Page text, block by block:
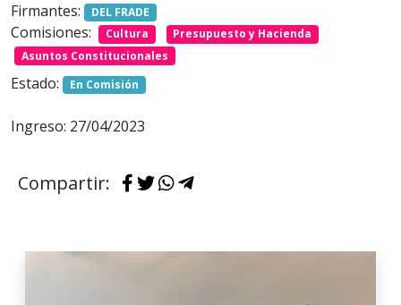
Firmantes:
DEL FRADE
Comisiones: Cultura
Presupuesto y Hacienda
Asuntos Constitucionales
Estado: En Comisión
Ingreso: 27/04/2023
Compartir: